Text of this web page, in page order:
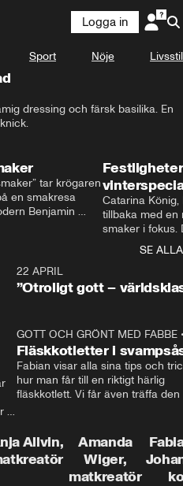
Logga in
Sport Nöje Livsstil
dressing och färsk basilika. En
tar krögaren
en smakresa
Benjamin
Catarina
tillbaka med en
smaker i fokus.
julfavoriter
SE ALLA
22 APRIL
”Otroligt gott –
GOTT OCH GRÖNT MED FABBE
Fläskkotletter i
Fabian visar alla sina tips och
hur man får till en riktigt härlig
fläskkotlett. Vi får även träffa den
grisbonde på Gotland.
Allvin,
Amanda
Wiger,
matkreatör